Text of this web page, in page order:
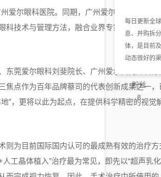
爱尔眼科医院。同期，广州爱尔屈光白内
技术与管理方法，融合业界专家研究成果
莞爱尔眼科刘斐院长、广州爱尔白内障科
点作为百年品牌蔡司的代表创新成果之一
”，更将以此为起点，在提供科学精密的视
则为目前国际国内认可的最成熟有效的治疗
工晶体植入”治疗最为常见，即先以“超声乳
每日更新全
息、并购拆
体，是目前
动态很好的渠
粉丝
8